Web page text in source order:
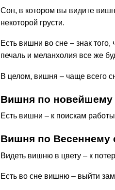
Сон, в котором вы видите
некоторой грусти.
Есть вишни во сне – знак
печаль и меланхолия все же
В целом, вишня – чаще всего
Вишня по новейшему
Есть вишни – к поискам
Вишня по Весеннему
Видеть вишню в цвету – к
Есть во сне вишню – выйти